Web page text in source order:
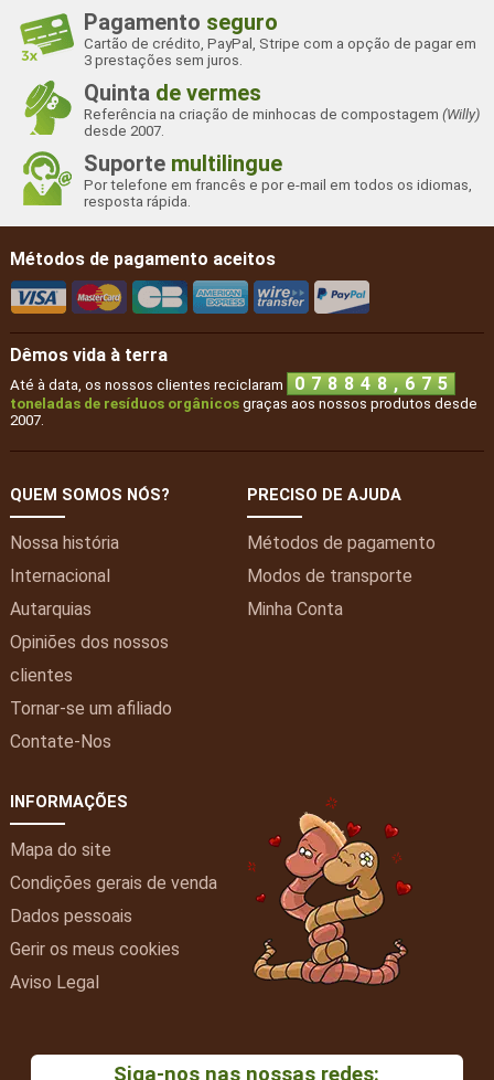
Pagamento seguro
Cartão de crédito, PayPal, Stripe com a opção de pagar em
3 prestações sem juros.
Quinta de vermes
Referência na criação de minhocas de compostagem(Willy)
desde 2007.
Suporte multilingue
Por telefone em francês e por e-mail em todos os idiomas,
resposta rápida.
Métodos de pagamento aceitos
Dêmos vida à terra
Até à data, os nossos clientes reciclaram 0 7 8 8 4 8 , 7 1 0
toneladas de resíduos orgânicosgraças aos nossos produtos desde
2007.
QUEM SOMOS NÓS?
Nossa história
Internacional
Autarquias
Opiniões dos nossos
clientes
Tornar-se um afiliado
Contate-Nos
PRECISO DE AJUDA
Métodos de pagamento
Modos de transporte
Minha Conta
INFORMAÇÕES
Mapa do site
Condições gerais de venda
Dados pessoais
Gerir os meus cookies
Aviso Legal
Siga-nos nas nossas redes: